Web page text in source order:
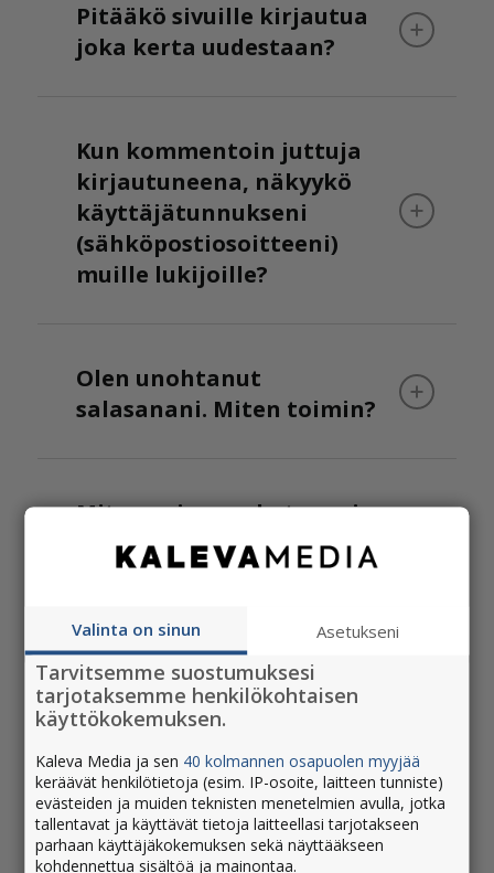
Pitääkö sivuille kirjautua
joka kerta uudestaan?
Kun kommentoin juttuja
kirjautuneena, näkyykö
käyttäjätunnukseni
(sähköpostiosoitteeni)
muille lukijoille?
Olen unohtanut
salasanani. Miten toimin?
Miten voin muokata omia
Kaleva Median lehtien
verkkosivustoa koskevia
Haluaisin poistaa
Media -tunnukseni. Mitä
teen?
Valinta on sinun Asetukseni
Tarvitsemme suostumuksesi
tarjotaksemme henkilökohtaisen
käyttökokemuksen.
Kaleva Media ja sen 40 kolmannen osapuolen myyjää
keräävät henkilötietoja (esim. IP-osoite, laitteen tunniste)
evästeiden ja muiden teknisten menetelmien avulla, jotka
tallentavat ja käyttävät tietoja laitteellasi tarjotakseen
parhaan käyttäjäkokemuksen sekä näyttääkseen
kohdennettua sisältöä ja mainontaa.